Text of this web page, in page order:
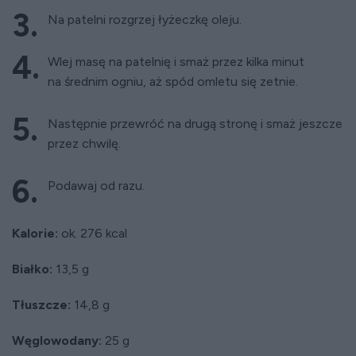
Na patelni rozgrzej łyżeczkę oleju.
Wlej masę na patelnię i smaż przez kilka minut
na średnim ogniu, aż spód omletu się zetnie.
Następnie przewróć na drugą stronę i smaż jeszcze
przez chwilę.
Podawaj od razu.
Kalorie: ok. 276 kcal
Białko: 13,5 g
Tłuszcze: 14,8 g
Węglowodany: 25 g